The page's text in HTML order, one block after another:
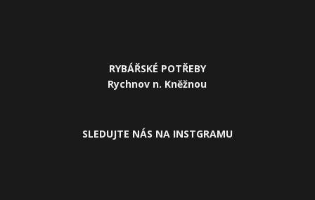
RYBÁŘSKÉ POTŘEBY
Rychnov n. Kněžnou
SLEDUJTE NÁS NA INSTGRAMU